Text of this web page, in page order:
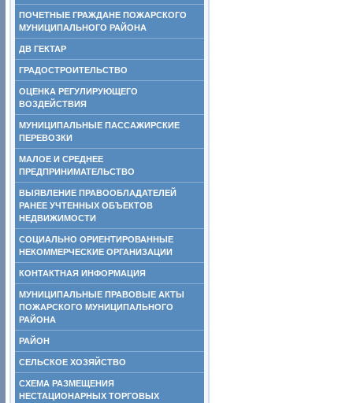
ПОЧЕТНЫЕ ГРАЖДАНЕ ПОЖАРСКОГО
МУНИЦИПАЛЬНОГО РАЙОНА
ДВ ГЕКТАР
ГРАДОСТРОИТЕЛЬСТВО
ОЦЕНКА РЕГУЛИРУЮЩЕГО
ВОЗДЕЙСТВИЯ
МУНИЦИПАЛЬНЫЕ ПАССАЖИРСКИЕ
ПЕРЕВОЗКИ
МАЛОЕ И СРЕДНЕЕ
ПРЕДПРИНИМАТЕЛЬСТВО
ВЫЯВЛЕНИЕ ПРАВООБЛАДАТЕЛЕЙ
РАНЕЕ УЧТЕННЫХ ОБЪЕКТОВ
НЕДВИЖИМОСТИ
СОЦИАЛЬНО ОРИЕНТИРОВАННЫЕ
НЕКОММЕРЧЕСКИЕ ОРГАНИЗАЦИИ
КОНТАКТНАЯ ИНФОРМАЦИЯ
МУНИЦИПАЛЬНЫЕ ПРАВОВЫЕ АКТЫ
ПОЖАРСКОГО МУНИЦИПАЛЬНОГО
РАЙОНА
РАЙОН
СЕЛЬСКОЕ ХОЗЯЙСТВО
СХЕМА РАЗМЕЩЕНИЯ
НЕСТАЦИОНАРНЫХ ТОРГОВЫХ